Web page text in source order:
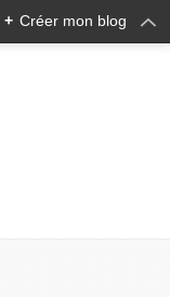
+ Créer mon blog